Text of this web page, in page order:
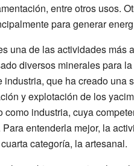
entre otros usos.
para generar
una de las actividades
diversos minerales para
que ha creado
y explotación de los
industria, cuya
entenderla mejor, la
categoría, la artesanal.